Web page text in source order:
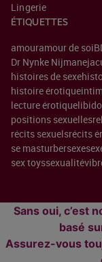
Lingerie
ÉTIQUETTES
amouramour de soi
Dr Nynke Nijman
histoires de sexe
histoire érotique
lecture érotiquelibido
positions sexuelles
récits sexuelsrécits
se masturbersexe
sex toyssexualité
Sans oui, c’est
basé
Assurez-vous